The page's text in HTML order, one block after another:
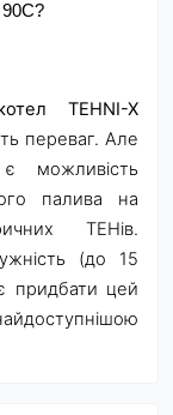
90С?
TEHNI-X
переваг. Але
можливість
палива на
ТЕНів.
(до 15
придбати цей